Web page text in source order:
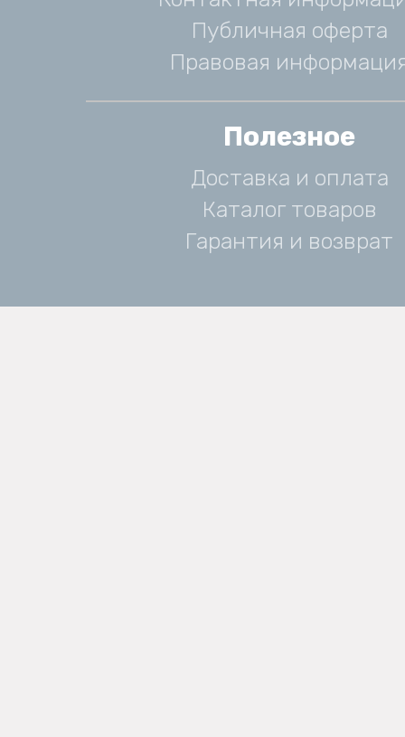
Публичная оферта
Правовая
Полезное
Доставка и оплата
Каталог товаров
Гарантия и возврат